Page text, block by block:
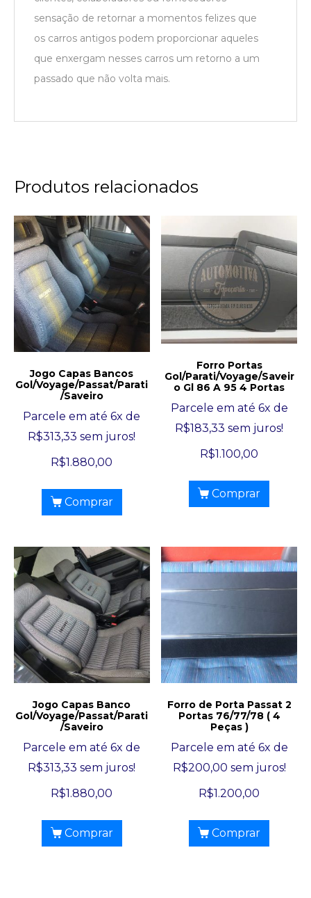
sensação de retornar a momentos felizes que
os carros antigos podem proporcionar aqueles
que enxergam nesses carros um retorno a um
passado que não volta mais.
Produtos relacionados
Jogo Capas Bancos
Gol/Voyage/Passat/Parati
/Saveiro
Parcele em até 6x de
R$313,33 sem juros!
R$1.880,00
Comprar
Forro Portas
Gol/Parati/Voyage/Saveir
o Gl 86 A 95 4 Portas
Parcele em até 6x de
R$183,33 sem juros!
R$1.100,00
Comprar
Jogo Capas Banco
Gol/Voyage/Passat/Parati
/Saveiro
Parcele em até 6x de
R$313,33 sem juros!
R$1.880,00
Comprar
Forro de Porta Passat 2
Portas 76/77/78 ( 4
Peças )
Parcele em até 6x de
R$200,00 sem juros!
R$1.200,00
Comprar